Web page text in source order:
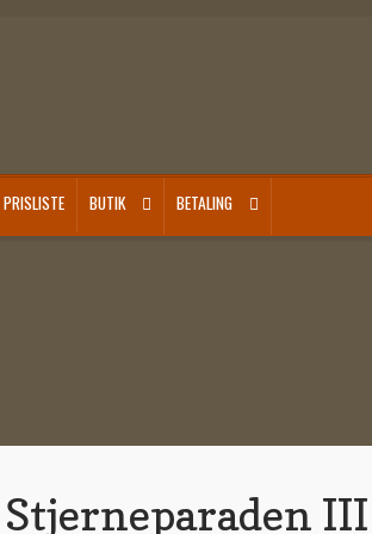
PRISLISTE BUTIK BETALING
Stjerneparaden III